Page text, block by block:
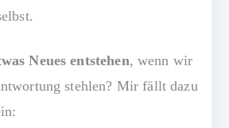
Neues entstehen, wenn wir
stehlen? Mir fällt dazu